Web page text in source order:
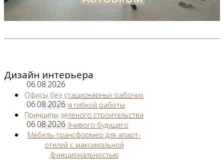
Дизайн интерьера
06.08.2026
Офисы без стационарных рабочих
мест для гибкой работы
06.08.2026
Принципы зеленого строительства
для устойчивого будущего
06.08.2026
Мебель-трансформер для апарт-
отелей с максимальной
функциональностью